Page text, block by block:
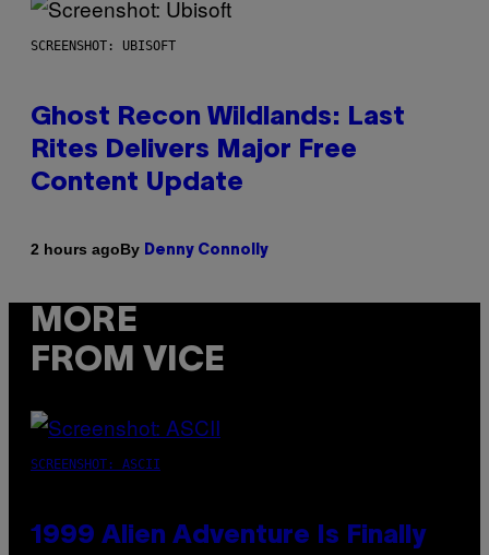
SCREENSHOT: UBISOFT
Ghost Recon Wildlands: Last
Rites Delivers Major Free
Content Update
2 hours agoBy Denny Connolly
MORE
FROM VICE
SCREENSHOT: ASCII
1999 Alien Adventure Is Finally